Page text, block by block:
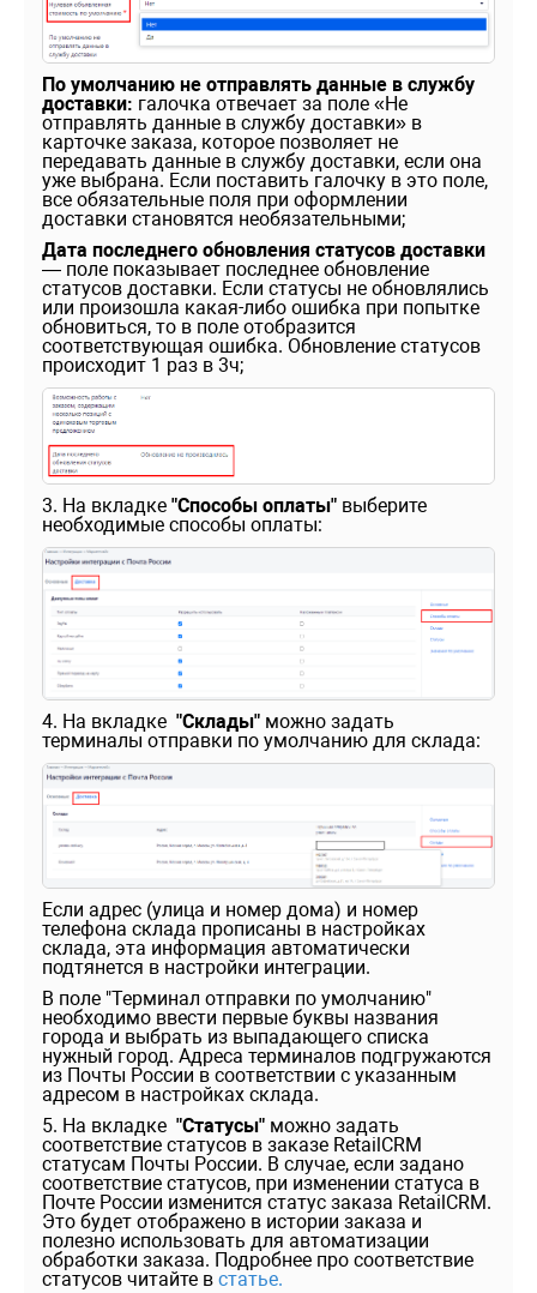
По умолчанию не отправлять данные в службу
доставки: галочка отвечает за поле «Не
отправлять данные в службу доставки» в
карточке заказа, которое позволяет не
передавать данные в службу доставки, если она
уже выбрана. Если поставить галочку в это поле,
все обязательные поля при оформлении
доставки становятся необязательными;
Дата последнего обновления статусов доставки
— поле показывает последнее обновление
статусов доставки. Если статусы не обновлялись
или произошла какая-либо ошибка при попытке
обновиться, то в поле отобразится
соответствующая ошибка. Обновление статусов
происходит 1 раз в 3ч;
3. На вкладке "Способы оплаты" выберите
необходимые способы оплаты:
4. На вкладке "Склады" можно задать
терминалы отправки по умолчанию для склада:
Если адрес (улица и номер дома) и номер
телефона склада прописаны в настройках
склада, эта информация автоматически
подтянется в настройки интеграции.
В поле "Терминал отправки по умолчанию"
необходимо ввести первые буквы названия
города и выбрать из выпадающего списка
нужный город. Адреса терминалов подгружаются
из Почты России в соответствии с указанным
адресом в настройках склада.
5. На вкладке "Статусы" можно задать
соответствие статусов в заказе RetailCRM
статусам Почты России. В случае, если задано
соответствие статусов, при изменении статуса в
Почте России изменится статус заказа RetailCRM.
Это будет отображено в истории заказа и
полезно использовать для автоматизации
обработки заказа. Подробнее про соответствие
статусов читайте в статье.